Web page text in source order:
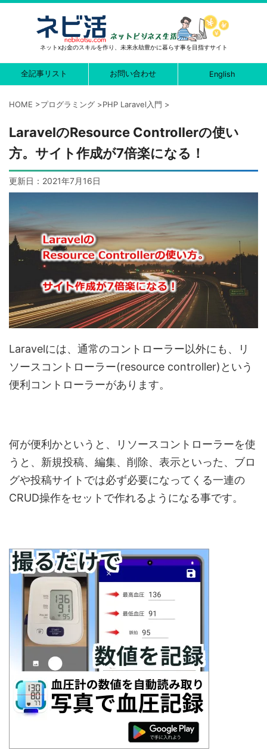
ネットxお金のスキルを作り、未来永劫豊かに暮らす事を目指すサイト
全記事リスト お問い合わせ English
HOME >プログラミング >PHP Laravel入門 >
LaravelのResource Controllerの使い
方。サイト作成が7倍楽になる！
更新日： 2021年7月16日
Laravelには、通常のコントローラー以外にも、リ
ソースコントローラー(resource controller)という
便利コントローラーがあります。
何が便利かというと、リソースコントローラーを使
うと、新規投稿、編集、削除、表示といった、ブロ
グや投稿サイトでは必ず必要になってくる一連の
CRUD操作をセットで作れるようになる事です。